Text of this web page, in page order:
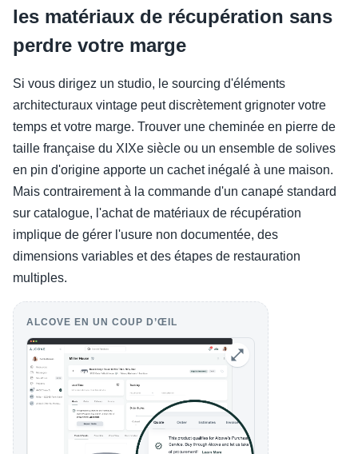
les matériaux de récupération sans
perdre votre marge
Si vous dirigez un studio, le sourcing d'éléments
architecturaux vintage peut discrètement grignoter votre
temps et votre marge. Trouver une cheminée en pierre de
taille française du XIXe siècle ou un ensemble de solives
en pin d'origine apporte un cachet inégalé à une maison.
Mais contrairement à la commande d'un canapé standard
sur catalogue, l'achat de matériaux de récupération
implique de gérer l'usure non documentée, des
dimensions variables et des étapes de restauration
multiples.
ALCOVE EN UN COUP D’ŒIL